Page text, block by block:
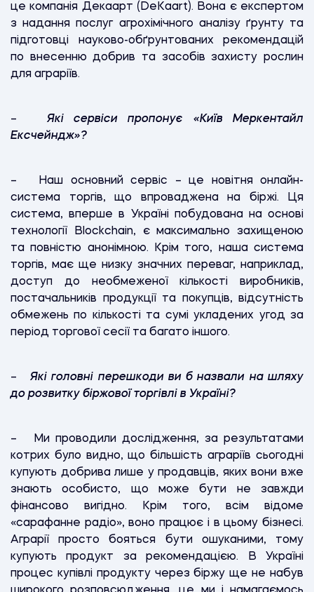
це компанія Декаарт (DeKaart). Вона є експертом
з надання послуг агрохімічного аналізу ґрунту та
підготовці науково-обґрунтованих рекомендацій
по внесенню добрив та засобів захисту рослин
для аграріїв.
– Які сервіси пропонує «Київ Меркентайл
Ексчейндж»?
– Наш основний сервіс – це новітня онлайн-
система торгів, що впроваджена на біржі. Ця
система, вперше в Україні побудована на основі
технології Blockchain, є максимально захищеною
та повністю анонімною. Крім того, наша система
торгів, має ще низку значних переваг, наприклад,
доступ до необмеженої кількості виробників,
постачальників продукції та покупців, відсутність
обмежень по кількості та сумі укладених угод за
період торгової сесії та багато іншого.
– Які головні перешкоди ви б назвали на шляху
до розвитку біржової торгівлі в Україні?
– Ми проводили дослідження, за результатами
котрих було видно, що більшість аграріїв сьогодні
купують добрива лише у продавців, яких вони вже
знають особисто, що може бути не завжди
фінансово вигідно. Крім того, всім відоме
«сарафанне радіо», воно працює і в цьому бізнесі.
Аграрії просто бояться бути ошуканими, тому
купують продукт за рекомендацією. В Україні
процес купівлі продукту через біржу ще не набув